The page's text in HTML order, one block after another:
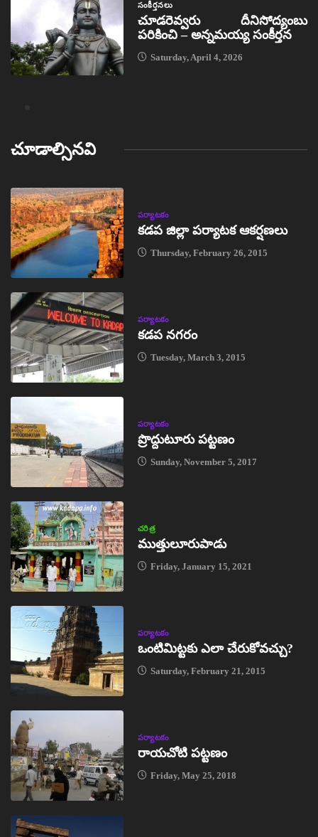
సంకీర్తనలు
చూడరెవ్వరు దీనిసోద్యంబు
పరికించి – అన్నమయ్య సంకీర్తన
Saturday, April 4, 2026
చూడాల్సినవి
పర్యాటకం
కడప జిల్లా పర్యాటక ఆకర్షణలు
Thursday, February 26, 2015
పర్యాటకం
కడప నగరం
Tuesday, March 3, 2015
పర్యాటకం
ప్రొద్దుటూరు పట్టణం
Sunday, November 5, 2017
చరిత్ర
ముత్తులూరుపాడు
Friday, January 15, 2021
పర్యాటకం
ఒంటిమిట్టకు ఎలా చేరుకోవచ్చు?
Saturday, February 21, 2015
పర్యాటకం
రాయచోటి పట్టణం
Friday, May 25, 2018